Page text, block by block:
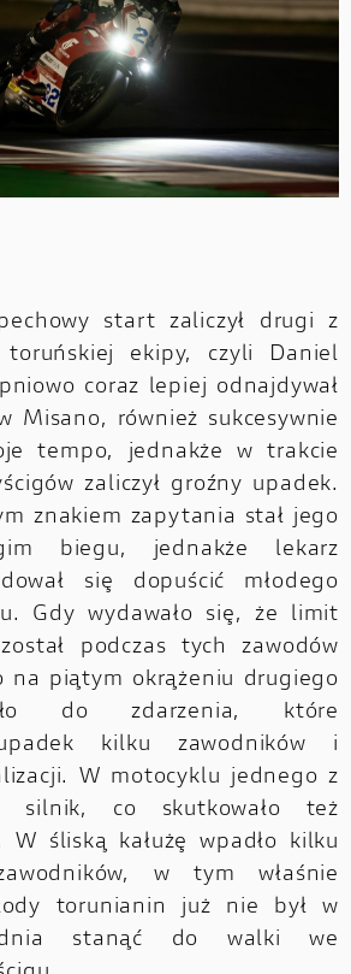
start zaliczył drugi z
toruńskiej ekipy, czyli Daniel
coraz lepiej odnajdywał
Misano, również sukcesywnie
tempo, jednakże w trakcie
zaliczył groźny upadek.
znakiem zapytania stał jego
biegu, jednakże lekarz
się dopuścić młodego
Gdy wydawało się, że limit
podczas tych zawodów
na piątym okrążeniu drugiego
do zdarzenia, które
upadek kilku zawodników i
W motocyklu jednego z
silnik, co skutkowało też
W śliską kałużę wpadło kilku
w tym właśnie
torunianin już nie był w
stanąć do walki we